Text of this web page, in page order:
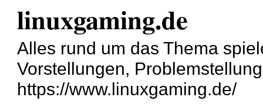
linuxgaming.de
Alles rund um das Thema
Vorstellungen,
https://www.linuxgaming.de/